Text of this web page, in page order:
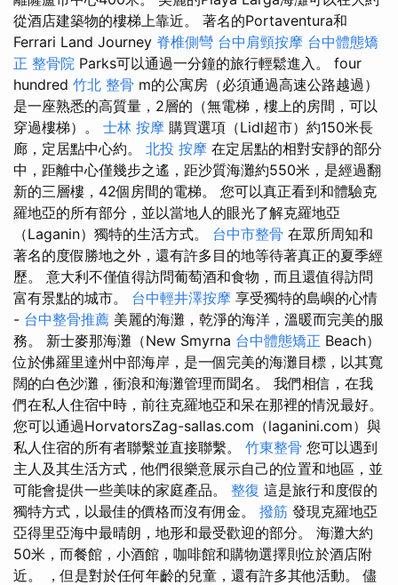
從酒店建築物的樓梯上靠近。 著名的Portaventura和
Ferrari Land Journey 脊椎側彎 台中肩頸按摩 台中體態矯
正 整骨院 Parks可以通過一分鐘的旅行輕鬆進入。 four
hundred 竹北 整骨 m的公寓房（必須通過高速公路越過）
是一座熟悉的高質量，2層的（無電梯，樓上的房間，可以
穿過樓梯）。 士林 按摩 購買選項（Lidl超市）約150米長
廊，定居點中心約。 北投 按摩 在定居點​​的相對安靜的部分
中，距離中心僅幾步之遙，距沙質海灘約550米，是經過翻
新的三層樓，42個房間的電梯。 您可以真正看到和體驗克
羅地亞的所有部分，並以當地人的眼光了解克羅地亞
（Laganin）獨特的生活方式。 台中市整骨 在眾所周知和
著名的度假勝地之外，還有許多目的地等待著真正的夏季經
歷。 意大利不僅值得訪問葡萄酒和食物，而且還值得訪問
富有景點的城市。 台中輕井澤按摩 享受獨特的島嶼的心情
- 台中整骨推薦 美麗的海灘，乾淨的海洋，溫暖而完美的服
務。 新士麥那海灘（New Smyrna 台中體態矯正 Beach）
位於佛羅里達州中部海岸，是一個完美的海灘目標，以其寬
闊的白色沙灘，衝浪和海灘管理而聞名。 我們相信，在我
們在私人住宿中時，前往克羅地亞和呆在那裡的情況最好。
您可以通過HorvatorsZag-sallas.com（laganini.com）與
私人住宿的所有者聯繫並直接聯繫。 竹東整骨 您可以遇到
主人及其生活方式，他們很樂意展示自己的位置和地區，並
可能會提供一些美味的家庭產品。 整復 這是旅行和度假的
獨特方式，以最佳的價格而沒有佣金。 撥筋 發現克羅地亞
亞得里亞海中最晴朗，地形和最受歡迎的部分。 海灘大約
50米，而餐館，小酒館，咖啡館和購物選擇則位於酒店附
近。 ，但是對於任何年齡的兒童，還有許多其他活動。 儘